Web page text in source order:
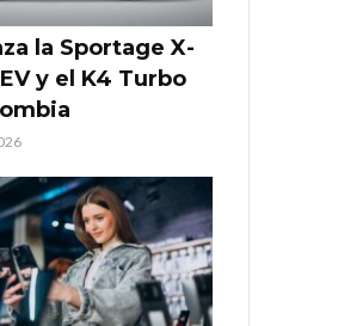
la Sportage X-
y el K4 Turbo